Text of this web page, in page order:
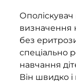
визначення
без
спеціально
навчання
Він швидко